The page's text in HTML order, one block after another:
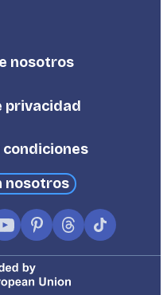
nosotros
privacidad
nosotros
YouTubePinterest
ThreadsTikTok